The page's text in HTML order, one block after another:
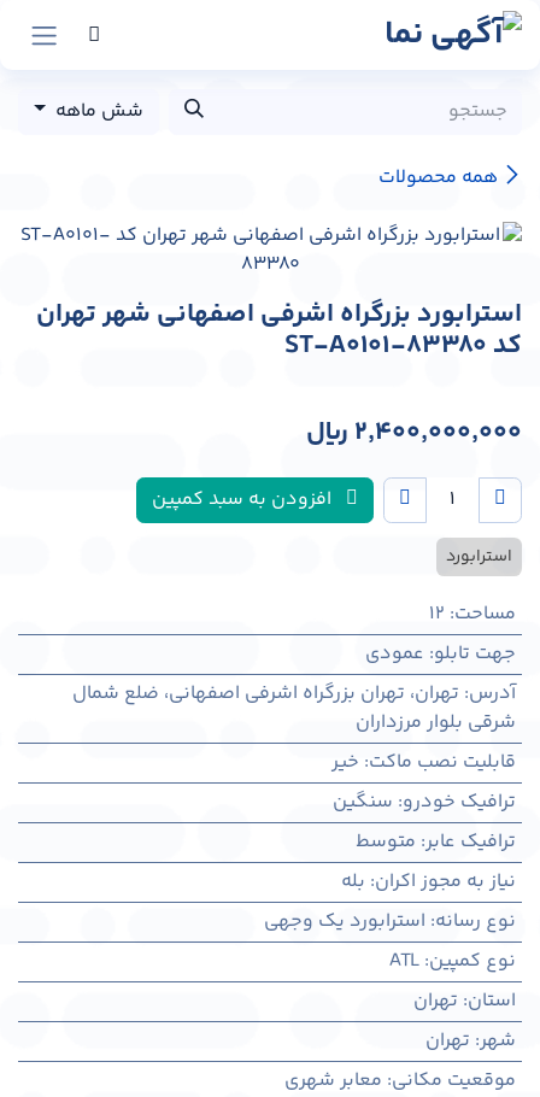
پرش به محتوا
همه محصولات
شش ماهه
استرابورد بزرگراه اشرفی اصفهانی شهر تهران
کد ST-A0101-83380
2,400,000,000 ﷼
افزودن به سبد کمپین
استرابورد
مساحت:
12
جهت تابلو: عمودی
آدرس: تهران، تهران بزرگراه اشرفی اصفهانی، ضلع شمال
شرقی بلوار مرزداران
قابلیت نصب ماکت: خیر
ترافیک خودرو: سنگین
ترافیک عابر: متوسط
نیاز به مجوز اکران: بله
نوع رسانه: استرابورد یک وجهی
نوع کمپین:
ATL
استان: تهران
شهر: تهران
موقعیت مکانی: معابر شهری